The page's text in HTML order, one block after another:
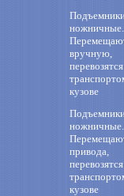
ножничные.
вручную,
перевозятся
кузове
ножничные.
привода,
перевозятся
кузове